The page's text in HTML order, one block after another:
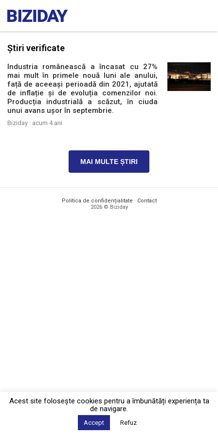
Știri verificate
Industria românească a încasat cu 27%
mai mult în primele nouă luni ale anului,
față de aceeași perioadă din 2021, ajutată
de inflație și de evoluția comenzilor noi.
Producția industrială a scăzut, în ciuda
unui avans ușor în septembrie.
Biziday · acum 4 ani
MAI MULTE ȘTIRI
Politica de confidențialitate · Contact
2026 © Biziday
Acest site foloseşte cookies pentru a îmbunătăți experiența ta
de navigare.
Accept Refuz